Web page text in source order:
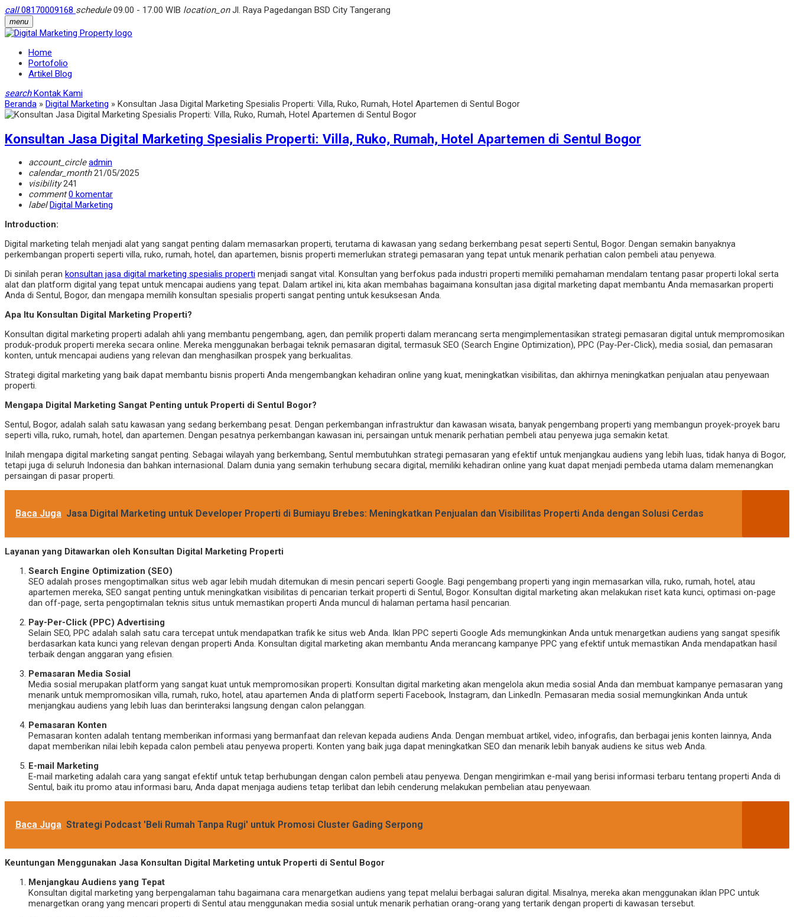
call08170009168 schedule09.00 - 17.00 WIB location_onJl. Raya Pagedangan BSD City Tangerang
menu
Home
Portofolio
Artikel Blog
search Kontak Kami
Beranda » Digital Marketing » Konsultan Jasa Digital Marketing Spesialis Properti: Villa, Ruko, Rumah, Hotel Apartemen di Sentul Bogor
Konsultan Jasa Digital Marketing Spesialis Properti: Villa, Ruko, Rumah, Hotel Apartemen di Sentul Bogor
account_circle admin
calendar_month21/05/2025
visibility241
comment 0 komentar
label Digital Marketing
Introduction:
Digital marketing telah menjadi alat yang sangat penting dalam memasarkan properti, terutama di kawasan yang sedang berkembang pesat seperti Sentul, Bogor. Dengan semakin banyaknya
perkembangan properti seperti villa, ruko, rumah, hotel, dan apartemen, bisnis properti memerlukan strategi pemasaran yang tepat untuk menarik perhatian calon pembeli atau penyewa.
Di sinilah peran konsultan jasa digital marketing spesialis properti menjadi sangat vital. Konsultan yang berfokus pada industri properti memiliki pemahaman mendalam tentang pasar properti lokal serta
alat dan platform digital yang tepat untuk mencapai audiens yang tepat. Dalam artikel ini, kita akan membahas bagaimana konsultan jasa digital marketing dapat membantu Anda memasarkan properti
Anda di Sentul, Bogor, dan mengapa memilih konsultan spesialis properti sangat penting untuk kesuksesan Anda.
Apa Itu Konsultan Digital Marketing Properti?
Konsultan digital marketing properti adalah ahli yang membantu pengembang, agen, dan pemilik properti dalam merancang serta mengimplementasikan strategi pemasaran digital untuk mempromosikan
produk-produk properti mereka secara online. Mereka menggunakan berbagai teknik pemasaran digital, termasuk SEO (Search Engine Optimization), PPC (Pay-Per-Click), media sosial, dan pemasaran
konten, untuk mencapai audiens yang relevan dan menghasilkan prospek yang berkualitas.
Strategi digital marketing yang baik dapat membantu bisnis properti Anda mengembangkan kehadiran online yang kuat, meningkatkan visibilitas, dan akhirnya meningkatkan penjualan atau penyewaan
properti.
Mengapa Digital Marketing Sangat Penting untuk Properti di Sentul Bogor?
Sentul, Bogor, adalah salah satu kawasan yang sedang berkembang pesat. Dengan perkembangan infrastruktur dan kawasan wisata, banyak pengembang properti yang membangun proyek-proyek baru
seperti villa, ruko, rumah, hotel, dan apartemen. Dengan pesatnya perkembangan kawasan ini, persaingan untuk menarik perhatian pembeli atau penyewa juga semakin ketat.
Inilah mengapa digital marketing sangat penting. Sebagai wilayah yang berkembang, Sentul membutuhkan strategi pemasaran yang efektif untuk menjangkau audiens yang lebih luas, tidak hanya di Bogor,
tetapi juga di seluruh Indonesia dan bahkan internasional. Dalam dunia yang semakin terhubung secara digital, memiliki kehadiran online yang kuat dapat menjadi pembeda utama dalam memenangkan
persaingan di pasar properti.
Baca Juga Jasa Digital Marketing untuk Developer Properti di Bumiayu Brebes: Meningkatkan Penjualan dan Visibilitas Properti Anda dengan Solusi Cerdas
Layanan yang Ditawarkan oleh Konsultan Digital Marketing Properti
Search Engine Optimization (SEO)
SEO adalah proses mengoptimalkan situs web agar lebih mudah ditemukan di mesin pencari seperti Google. Bagi pengembang properti yang ingin memasarkan villa, ruko, rumah, hotel, atau
apartemen mereka, SEO sangat penting untuk meningkatkan visibilitas di pencarian terkait properti di Sentul, Bogor. Konsultan digital marketing akan melakukan riset kata kunci, optimasi on-page
dan off-page, serta pengoptimalan teknis situs untuk memastikan properti Anda muncul di halaman pertama hasil pencarian.
Pay-Per-Click (PPC) Advertising
Selain SEO, PPC adalah salah satu cara tercepat untuk mendapatkan trafik ke situs web Anda. Iklan PPC seperti Google Ads memungkinkan Anda untuk menargetkan audiens yang sangat spesifik
berdasarkan kata kunci yang relevan dengan properti Anda. Konsultan digital marketing akan membantu Anda merancang kampanye PPC yang efektif untuk memastikan Anda mendapatkan hasil
terbaik dengan anggaran yang efisien.
Pemasaran Media Sosial
Media sosial merupakan platform yang sangat kuat untuk mempromosikan properti. Konsultan digital marketing akan mengelola akun media sosial Anda dan membuat kampanye pemasaran yang
menarik untuk mempromosikan villa, rumah, ruko, hotel, atau apartemen Anda di platform seperti Facebook, Instagram, dan LinkedIn. Pemasaran media sosial memungkinkan Anda untuk
menjangkau audiens yang lebih luas dan berinteraksi langsung dengan calon pelanggan.
Pemasaran Konten
Pemasaran konten adalah tentang memberikan informasi yang bermanfaat dan relevan kepada audiens Anda. Dengan membuat artikel, video, infografis, dan berbagai jenis konten lainnya, Anda
dapat memberikan nilai lebih kepada calon pembeli atau penyewa properti. Konten yang baik juga dapat meningkatkan SEO dan menarik lebih banyak audiens ke situs web Anda.
E-mail Marketing
E-mail marketing adalah cara yang sangat efektif untuk tetap berhubungan dengan calon pembeli atau penyewa. Dengan mengirimkan e-mail yang berisi informasi terbaru tentang properti Anda di
Sentul, baik itu promo atau informasi baru, Anda dapat menjaga audiens tetap terlibat dan lebih cenderung melakukan pembelian atau penyewaan.
Baca Juga Strategi Podcast 'Beli Rumah Tanpa Rugi' untuk Promosi Cluster Gading Serpong
Keuntungan Menggunakan Jasa Konsultan Digital Marketing untuk Properti di Sentul Bogor
Menjangkau Audiens yang Tepat
Konsultan digital marketing yang berpengalaman tahu bagaimana cara menargetkan audiens yang tepat melalui berbagai saluran digital. Misalnya, mereka akan menggunakan iklan PPC untuk
menargetkan orang yang mencari properti di Sentul atau menggunakan media sosial untuk menarik perhatian orang-orang yang tertarik dengan properti di kawasan tersebut.